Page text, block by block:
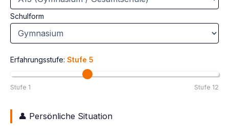
Schulform
Erfahrungsstufe: Stufe 5
Stufe 1 Stufe 12
👤 Persönliche Situation